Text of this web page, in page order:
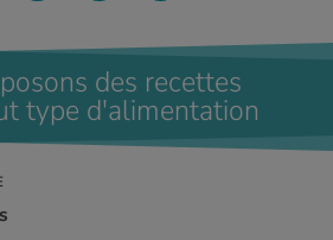
des recettes
type d'alimentation